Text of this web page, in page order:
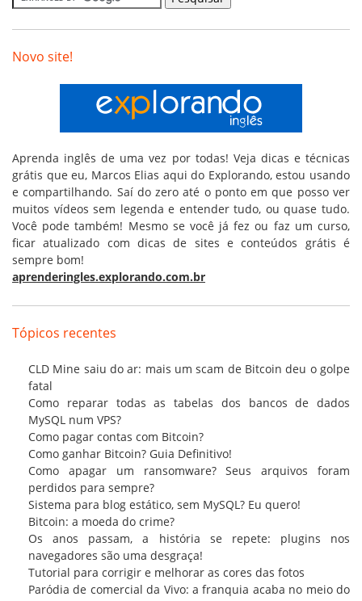
Novo site!
Aprenda inglês de uma vez por todas! Veja dicas e técnicas
grátis que eu, Marcos Elias aqui do Explorando, estou usando
e compartilhando. Saí do zero até o ponto em que posso ver
muitos vídeos sem legenda e entender tudo, ou quase tudo.
Você pode também! Mesmo se você já fez ou faz um curso,
ficar atualizado com dicas de sites e conteúdos grátis é
sempre bom!
aprenderingles.explorando.com.br
Tópicos recentes
CLD Mine saiu do ar: mais um scam de Bitcoin deu o golpe
fatal
Como reparar todas as tabelas dos bancos de dados
MySQL num VPS?
Como pagar contas com Bitcoin?
Como ganhar Bitcoin? Guia Definitivo!
Como apagar um ransomware? Seus arquivos foram
perdidos para sempre?
Sistema para blog estático, sem MySQL? Eu quero!
Bitcoin: a moeda do crime?
Os anos passam, a história se repete: plugins nos
navegadores são uma desgraça!
Tutorial para corrigir e melhorar as cores das fotos
Paródia de comercial da Vivo: a franquia acaba no meio do